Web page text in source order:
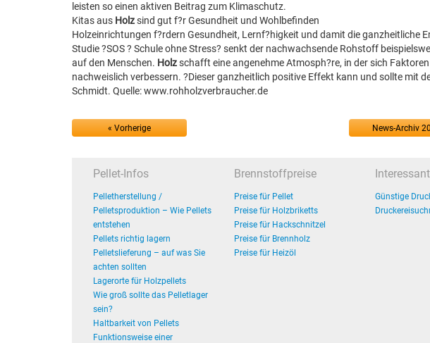
leisten so einen aktiven Beitrag zum Klimaschutz.
Kitas aus Holzsind gut f?r Gesundheit und Wohlbefinden
Holzeinrichtungen f?rdern Gesundheit, Lernf?higkeit und damit die ganzheitliche
Studie ?SOS ? Schule ohne Stress? senkt der nachwachsende Rohstoff
auf den Menschen. Holzschafft eine angenehme Atmosph?re, in der sich
nachweislich verbessern. ?Dieser ganzheitlich positive Effekt kann und sollte mit
Schmidt. Quelle: www.rohholzverbraucher.de
« Vorherige News-Archiv
Pellet-Infos
Pelletherstellung /
Pelletsproduktion – Wie Pellets
entstehen
Pellets richtig lagern
Pelletslieferung – auf was Sie
achten sollten
Lagerorte für Holzpellets
Wie groß sollte das Pelletlager
sein?
Haltbarkeit von Pellets
Funktionsweise einer
Brennstoffpreise
Preise für Pellet
Preise für Holzbriketts
Preise für Hackschnitzel
Preise für Brennholz
Preise für Heizöl
Günstige